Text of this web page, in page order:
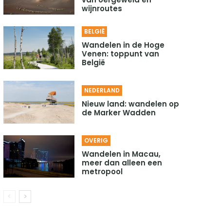
wijnroutes
BELGIË
Wandelen in de Hoge
Venen: toppunt van
België
NEDERLAND
Nieuw land: wandelen op
de Marker Wadden
OVERIG
Wandelen in Macau,
meer dan alleen een
metropool